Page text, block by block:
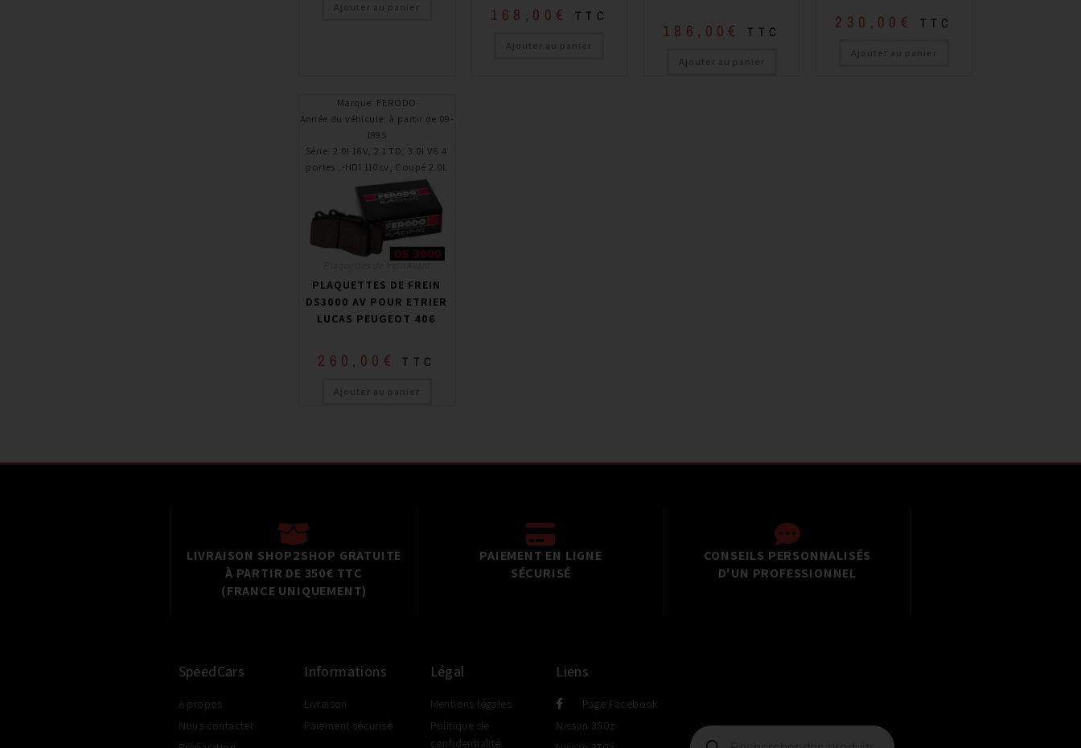
Ajouter au panier 168,00 € TTC
Ajouter au panier
186,00 € TTC
Ajouter au panier
230,00 € TTC
Ajouter au panier
Marque: FERODO
Année du véhicule: à partir de 09-
1995
Série: 2.0I 16V, 2.1 TD, 3.0I V6 4
portes ,-HDI 110cv, Coupé 2.0L
PLAQUETTES DE FREIN
DS3000 AV POUR ETRIER
LUCAS PEUGEOT 406
260,00 € TTC
Ajouter au panier
LIVRAISON SHOP2SHOP GRATUITE
À PARTIR DE 350€ TTC
(FRANCE UNIQUEMENT)
PAIEMENT EN LIGNE
SÉCURISÉ
CONSEILS PERSONNALISÉS
D'UN PROFESSIONNEL
SpeedCars
A propos
Nous contacter
Informations
Livraison
Paiement sécurisé
Légal
Mentions légales
Politique de
confidentialité
Liens
Page Facebook
Nissan 350z